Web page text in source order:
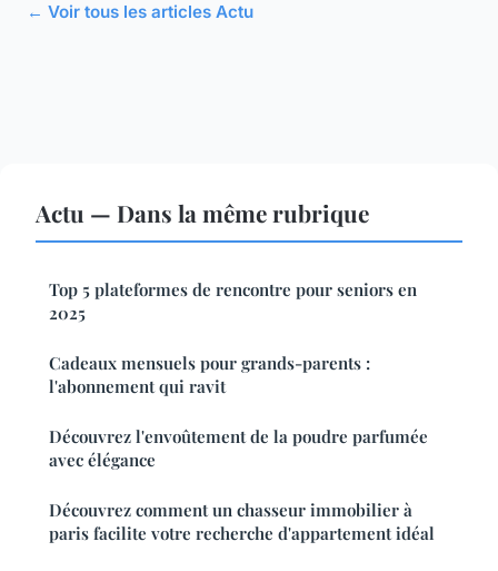
← Voir tous les articles Actu
Actu — Dans la même rubrique
Top 5 plateformes de rencontre pour seniors en
2025
Cadeaux mensuels pour grands-parents :
l'abonnement qui ravit
Découvrez l'envoûtement de la poudre parfumée
avec élégance
Découvrez comment un chasseur immobilier à
paris facilite votre recherche d'appartement idéal